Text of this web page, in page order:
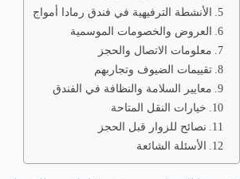
الأنشطة الترفيهية في فندق رمادا أمواج
العروض والخصومات الموسمية
معلومات الاتصال والحجز
تقييمات الضيوف وتجاربهم
معايير السلامة والنظافة في الفندق
خيارات النقل المتاحة
نصائح للزوار قبل الحجز
الأسئلة الشائعة